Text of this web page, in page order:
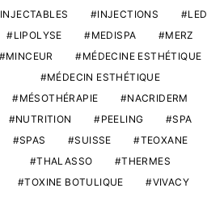
INJECTABLES
INJECTIONS
LED
LIPOLYSE
MEDISPA
MERZ
MINCEUR
MÉDECINE ESTHÉTIQUE
MÉDECIN ESTHÉTIQUE
MÉSOTHÉRAPIE
NACRIDERM
NUTRITION
PEELING
SPA
SPAS
SUISSE
TEOXANE
THALASSO
THERMES
TOXINE BOTULIQUE
VIVACY